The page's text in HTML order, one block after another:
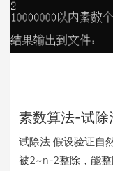
素数算法-试除
言实现
试除法 假设验证自
被2~n-2整除，能